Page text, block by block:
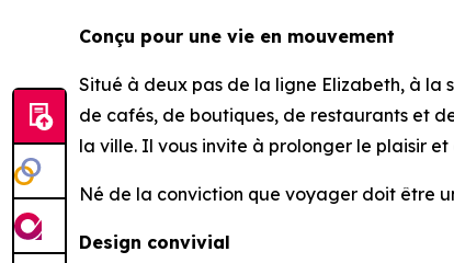
Conçu pour une vie en mouvement
Situé à deux pas de la ligne Elizabeth, à la
de cafés, de boutiques, de restaurants et
la ville. Il vous invite à prolonger le plaisir
Né de la conviction que voyager doit être
Design convivial